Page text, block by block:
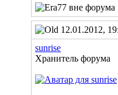
12.01.2012,
sunrise
Хранитель форума